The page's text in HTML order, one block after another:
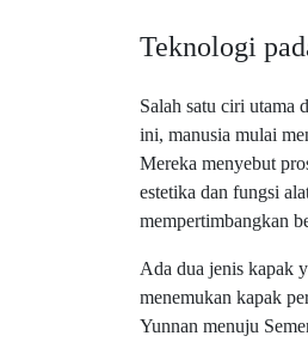
Teknologi
Salah satu ciri utama
ini, manusia mulai
Mereka menyebut
estetika dan fungsi
mempertimbangkan
Ada dua jenis kapak
menemukan kapak
Yunnan menuju